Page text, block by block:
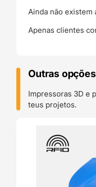
Ainda não existem
Apenas clientes
Outras
Impressoras 3D e
teus projetos.